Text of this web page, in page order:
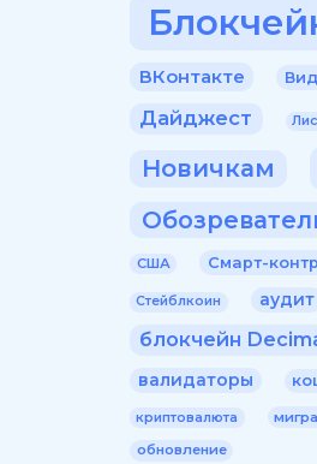
ВКонтакте
Дайджест
Новичкам
США Смарт-
Стейблкоин аудит
блокчейн
валидаторы
криптовалюта
обновление